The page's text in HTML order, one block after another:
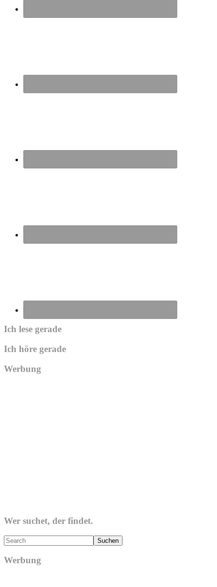
Ich lese gerade
Ich höre gerade
Werbung
Wer suchet, der findet.
Search
Werbung